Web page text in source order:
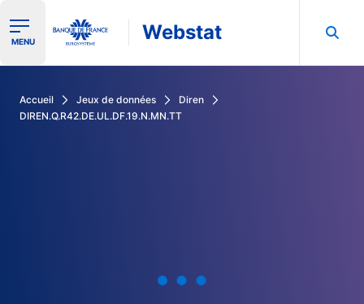
Ouvrir le menu de navigation
MENU Webstat
Accueil Jeux de données
Diren
DIREN.Q.R42.DE.UL.DF.19.N.MN.TT